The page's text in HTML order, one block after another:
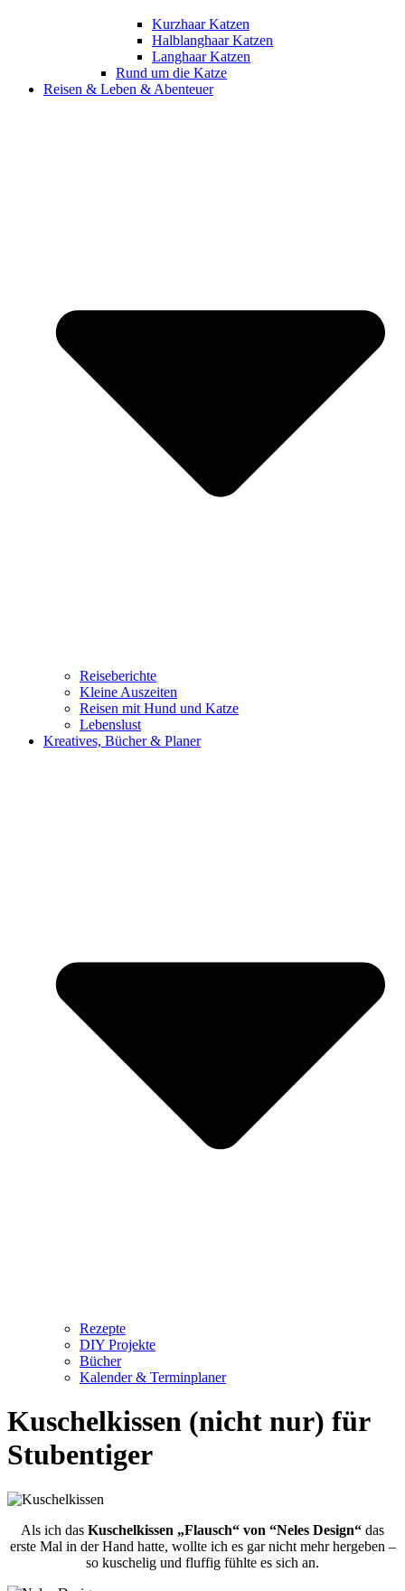
Kurzhaar Katzen
Halblanghaar Katzen
Langhaar Katzen
Rund um die Katze
Reisen & Leben & Abenteuer
Reiseberichte
Kleine Auszeiten
Reisen mit Hund und Katze
Lebenslust
Kreatives, Bücher & Planer
Rezepte
DIY Projekte
Bücher
Kalender & Terminplaner
Kuschelkissen (nicht nur) für
Stubentiger
Als ich das Kuschelkissen „Flausch“ von “Neles Design“ das
erste Mal in der Hand hatte, wollte ich es gar nicht mehr hergeben –
so kuschelig und fluffig fühlte es sich an.